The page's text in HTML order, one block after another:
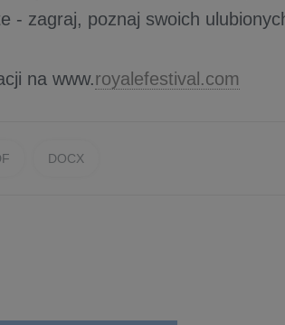
- zagraj, poznaj swoich
na www.royalefestival.com
DOCX